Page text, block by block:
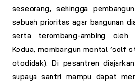
seseorang, sehingga
sebuah prioritas agar bangunan
serta terombang-ambing oleh
Kedua, membangun mental ‘self
otodidak). Di pesantren
supaya santri mampu dapat